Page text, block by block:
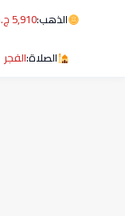
الذهب:5,910 ج.م
الصلاة:الفجر